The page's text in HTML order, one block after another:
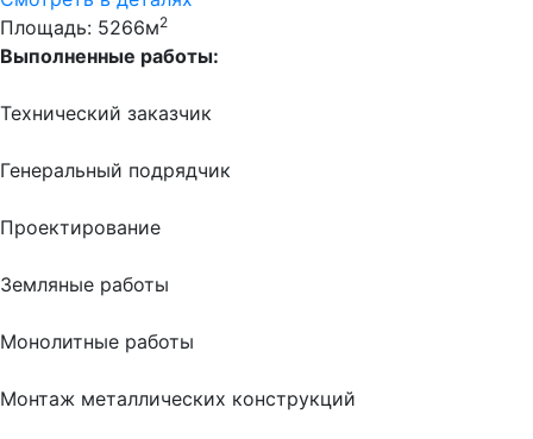
Площадь: 5266м2
Выполненные работы:
Технический заказчик
Генеральный подрядчик
Проектирование
Земляные работы
Монолитные работы
Монтаж металлических конструкций